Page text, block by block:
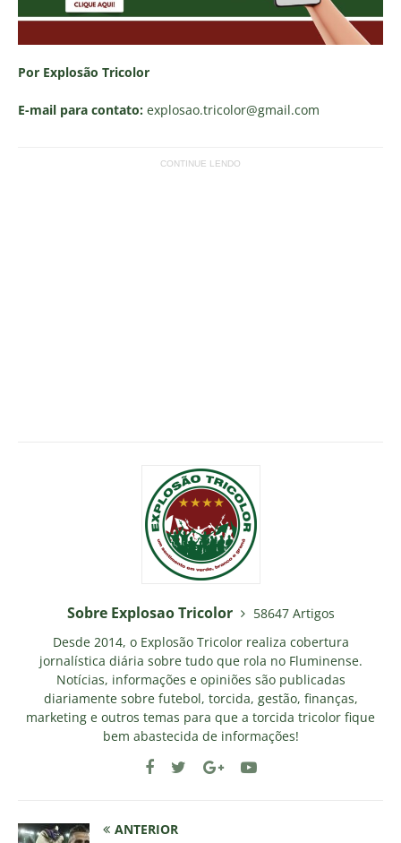
Por Explosão Tricolor
E-mail para contato: explosao.tricolor@gmail.com
CONTINUE LENDO
Sobre Explosao Tricolor
58647 Artigos
Desde 2014, o Explosão Tricolor realiza cobertura
jornalística diária sobre tudo que rola no Fluminense.
Notícias, informações e opiniões são publicadas
diariamente sobre futebol, torcida, gestão, finanças,
marketing e outros temas para que a torcida tricolor fique
bem abastecida de informações!
ANTERIOR